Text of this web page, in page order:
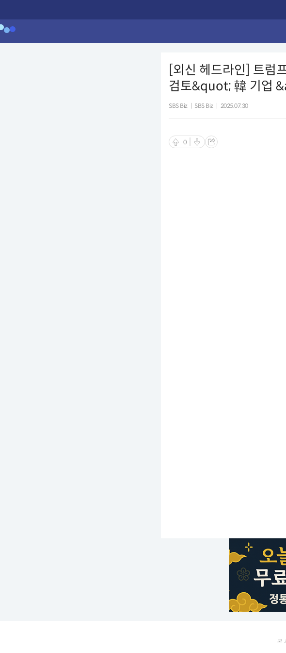
[외신 헤드라인] 트
검토&quot; 韓 기업
SBS Biz SBS Biz 2025.07.30
0
본